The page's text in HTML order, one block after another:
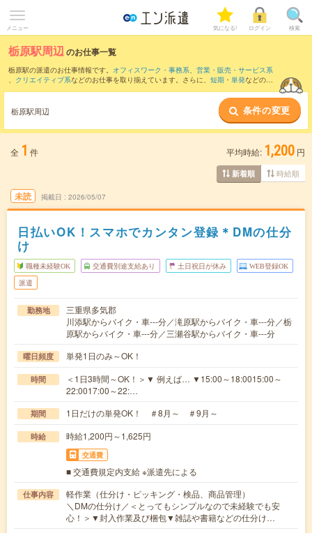
メニュー 気になる! ログイン 検索
栃原駅周辺のお仕事一覧
栃原駅の派遣のお仕事情報です。 オフィスワーク・事務系、 営業・販売・サービス系
、 クリエイティブ系などのお仕事を取り揃えています。さらに、 短期 ・ 単発などの期
また、東松阪駅
など近隣駅のお仕事もご確認いた
だけます。
栃原駅周辺 条件の変更
全 1 件 平均時給: 1,200 円
新着順 時給順
未読 掲載日 2026/05/07
日払いOK！スマホでカンタン登録＊DMの仕分
け
職種未経験OK 交通費別途支給あり 土日祝日が休み WEB登録OK
派遣
勤務地
三重県多気郡
川添駅からバイク・車---分／滝原駅からバイク・車---分／栃
原駅からバイク・車---分／三瀬谷駅からバイク・車---分
曜日頻度 単発1日のみ～OK！
時間
＜1日3時間～OK！＞▼ 例えば… ▼15:00～18:0015:00～
22:0017:00～22:…
期間 1日だけの単発OK！ ＃8月～ ＃9月～
時給 時給1,200円～1,625円
交通費
■ 交通費規定内支給 ※派遣先による
仕事内容
軽作業（仕分け・ピッキング・検品、商品管理）
＼DMの仕分け／＜とってもシンプルなので未経験でも安
心！＞▼封入作業及び梱包▼雑誌や書籍などの仕分け…